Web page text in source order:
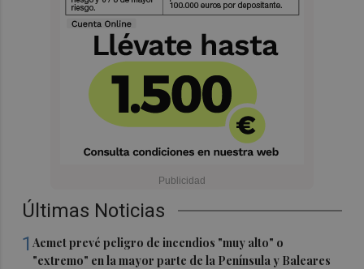
Últimas Noticias
1Aemet prevé peligro de incendios "muy alto" o
"extremo" en la mayor parte de la Península y Baleares